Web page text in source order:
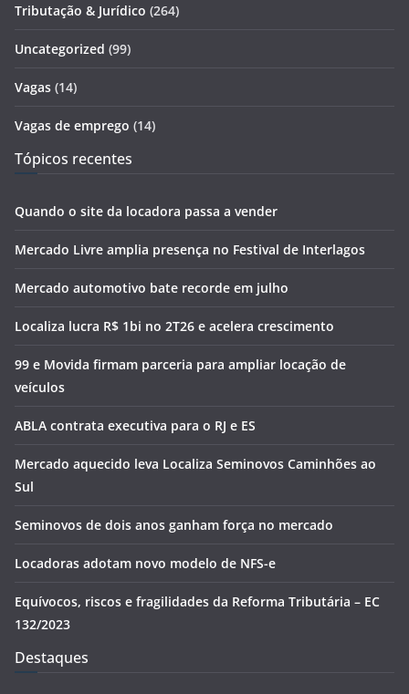
Tributação & Jurídico (264)
Uncategorized (99)
Vagas (14)
Vagas de emprego (14)
Tópicos recentes
Quando o site da locadora passa a vender
Mercado Livre amplia presença no Festival de Interlagos
Mercado automotivo bate recorde em julho
Localiza lucra R$ 1bi no 2T26 e acelera crescimento
99 e Movida firmam parceria para ampliar locação de
veículos
ABLA contrata executiva para o RJ e ES
Mercado aquecido leva Localiza Seminovos Caminhões ao
Sul
Seminovos de dois anos ganham força no mercado
Locadoras adotam novo modelo de NFS-e
Equívocos, riscos e fragilidades da Reforma Tributária – EC
132/2023
Destaques